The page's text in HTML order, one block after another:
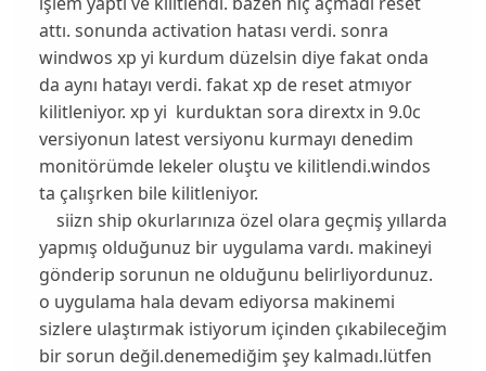
attı. sonunda activation hatası verdi. sonra
windwos xp yi kurdum düzelsin diye fakat onda
da aynı hatayı verdi. fakat xp de reset atmıyor
kilitleniyor. xp yi kurduktan sora dirextx in 9.0c
versiyonun latest versiyonu kurmayı denedim
monitörümde lekeler oluştu ve kilitlendi.windos
ta çalışrken bile kilitleniyor.
siizn ship okurlarınıza özel olara geçmiş yıllarda
yapmış olduğunuz bir uygulama vardı. makineyi
gönderip sorunun ne olduğunu belirliyordunuz.
o uygulama hala devam ediyorsa makinemi
sizlere ulaştırmak istiyorum içinden çıkabileceğim
bir sorun değil.denemediğim şey kalmadı.lütfen